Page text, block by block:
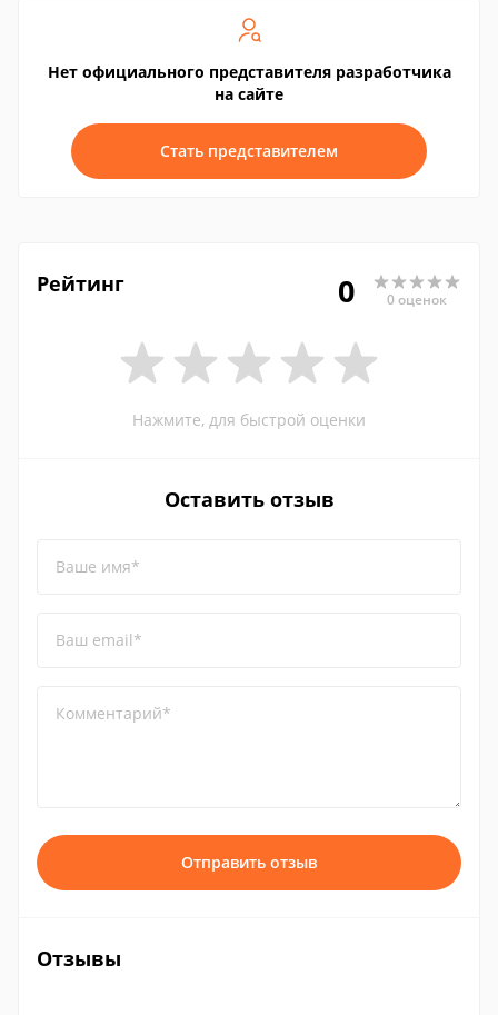
Нет официального представителя разработчика
на сайте
Стать представителем
Рейтинг 0 0 оценок
Нажмите, для быстрой оценки
Оставить отзыв
Ваше имя*
Ваш email*
Комментарий*
Отправить отзыв
Отзывы